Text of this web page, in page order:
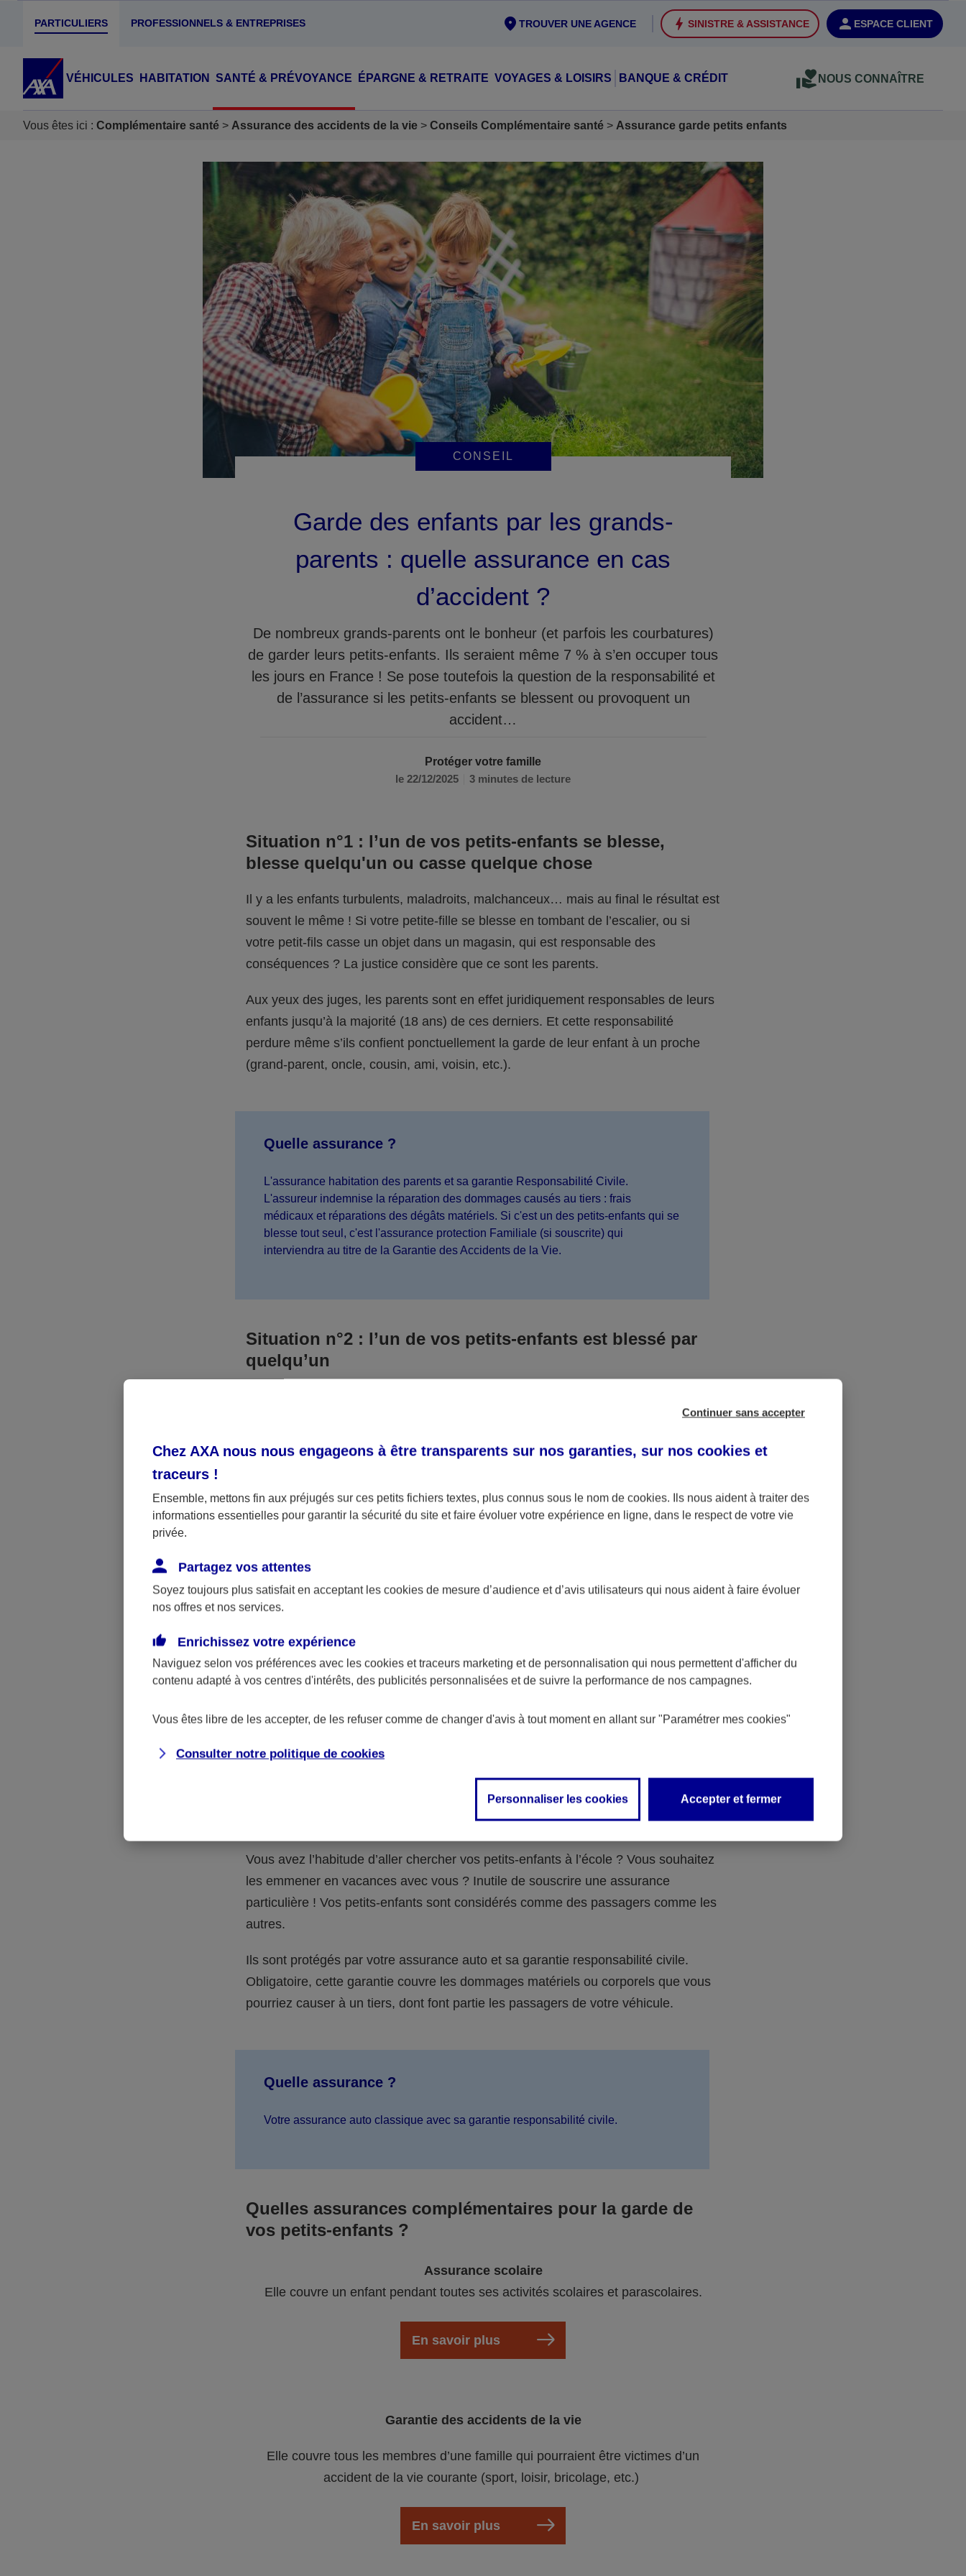
PARTICULIERS PROFESSIONNELS & ENTREPRISES ESPACE CLIENT
SINISTRE & ASSISTANCE
TROUVER UNE AGENCE
VÉHICULES HABITATION SANTÉ & PRÉVOYANCE ÉPARGNE & RETRAITE VOYAGES & LOISIRS BANQUE & CRÉDIT NOUS CONNAÎTRE
Vous êtes ici : Complémentaire santé Assurance des accidents de la vie Conseils Complémentaire santé Assurance garde petits enfants
CONSEIL
Protéger votre famille
le 22/12/2025
3 minutes de lecture
Garde des enfants par les grands-
parents : quelle assurance en cas
d’accident ?
De nombreux grands-parents ont le bonheur (et parfois les courbatures)
de garder leurs petits-enfants. Ils seraient même 7 % à s’en occuper tous
les jours en France ! Se pose toutefois la question de la responsabilité et
de l’assurance si les petits-enfants se blessent ou provoquent un
accident…
Situation n°1 : l’un de vos petits-enfants se blesse,
blesse quelqu'un ou casse quelque chose
Il y a les enfants turbulents, maladroits, malchanceux… mais au final le résultat est
souvent le même ! Si votre petite-fille se blesse en tombant de l’escalier, ou si
votre petit-fils casse un objet dans un magasin, qui est responsable des
conséquences ? La justice considère que ce sont les parents.
Aux yeux des juges, les parents sont en effet juridiquement responsables de leurs
enfants jusqu’à la majorité (18 ans) de ces derniers. Et cette responsabilité
perdure même s’ils confient ponctuellement la garde de leur enfant à un proche
(grand-parent, oncle, cousin, ami, voisin, etc.).
Quelle assurance ?
L'assurance habitation des parents et sa garantie Responsabilité Civile.
L'assureur indemnise la réparation des dommages causés au tiers : frais
médicaux et réparations des dégâts matériels. Si c'est un des petits-enfants qui se
blesse tout seul, c'est l'assurance protection Familiale (si souscrite) qui
interviendra au titre de la Garantie des Accidents de la Vie.
Situation n°2 : l’un de vos petits-enfants est blessé par
quelqu’un
responsable. Aux yeux de la justice, le responsable est la personne ayant entrainé
médicaux et éventuelles indemnisations en guise de dommage.
Néanmoins, si aucun responsable n’a été désigné ou retrouvé pour l’accident dont
a été victime votre petit-fils ou petite-fille, seule une assurance spécifique
fonctionner.
Quelle assurance ?
La responsabilité civile de la personne désignée comme responsable de
accidents de la vie) que vous auriez souscrite pour votre famille.
Situation n°3 : vous avez un accident de voiture avec vos
Vous avez l’habitude d’aller chercher vos petits-enfants à l’école ? Vous souhaitez
les emmener en vacances avec vous ? Inutile de souscrire une assurance
particulière ! Vos petits-enfants sont considérés comme des passagers comme les
autres.
Ils sont protégés par votre assurance auto et sa garantie responsabilité civile.
Obligatoire, cette garantie couvre les dommages matériels ou corporels que vous
pourriez causer à un tiers, dont font partie les passagers de votre véhicule.
Quelle assurance ?
Votre assurance auto classique avec sa garantie responsabilité civile.
Quelles assurances complémentaires pour la garde de
vos petits-enfants ?
Assurance scolaire
Elle couvre un enfant pendant toutes ses activités scolaires et parascolaires.
En savoir plus
Garantie des accidents de la vie
Elle couvre tous les membres d’une famille qui pourraient être victimes d’un
accident de la vie courante (sport, loisir, bricolage, etc.)
En savoir plus
Continuer sans accepter
Chez AXA nous nous engageons à être transparents sur nos garanties, sur nos cookies et
traceurs !
Ensemble, mettons fin aux préjugés sur ces petits fichiers textes, plus connus sous le nom de cookies. Ils nous aident à traiter des
informations essentielles pour garantir la sécurité du site et faire évoluer votre expérience en ligne, dans le respect de votre vie
privée.
Partagez vos attentes
Soyez toujours plus satisfait en acceptant les cookies de mesure d’audience et d’avis utilisateurs qui nous aident à faire évoluer
nos offres et nos services.
Enrichissez votre expérience
Naviguez selon vos préférences avec les cookies et traceurs marketing et de personnalisation qui nous permettent d'afficher du
contenu adapté à vos centres d'intérêts, des publicités personnalisées et de suivre la performance de nos campagnes.
Vous êtes libre de les accepter, de les refuser comme de changer d'avis à tout moment en allant sur "Paramétrer mes cookies"
Consulter notre politique de cookies
Personnaliser les cookies Accepter et fermer